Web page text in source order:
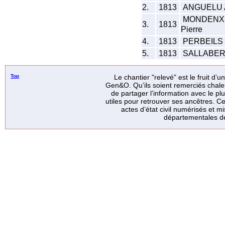
2.
1813
ANGUELU
3.
1813
Pierre
4.
1813
PERBEILS
5.
1813
Top
Le chantier "relevé" est le fruit
Gen&O. Qu’ils soient remerciés
de partager l’information avec le
utiles pour retrouver ses ancêtres.
actes d’état civil numérisés et
départementales